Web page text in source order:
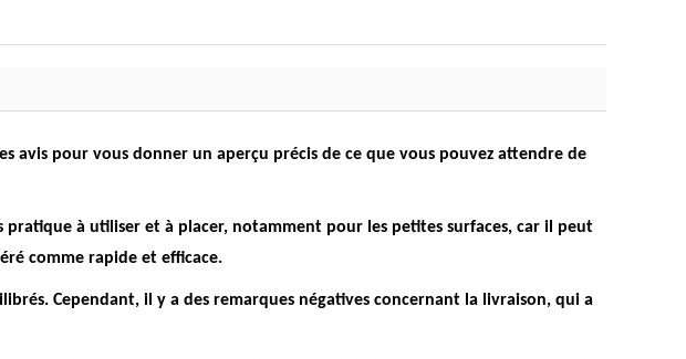
avis pour vous donner un aperçu précis de ce que vous pouvez attendre de
pratique à utiliser et à placer, notamment pour les petites surfaces, car il peut
comme rapide et efficace.
Cependant, il y a des remarques négatives concernant la livraison, qui a